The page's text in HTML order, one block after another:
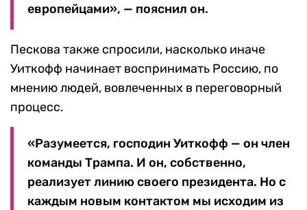
европейцами», — пояснил он.
Пескова также спросили, насколько иначе
Уиткофф начинает воспринимать Россию, по
мнению людей, вовлеченных в переговорный
процесс.
«Разумеется, господин Уиткофф — он член
команды Трампа. И он, собственно,
реализует линию своего президента. Но с
каждым новым контактом мы исходим из